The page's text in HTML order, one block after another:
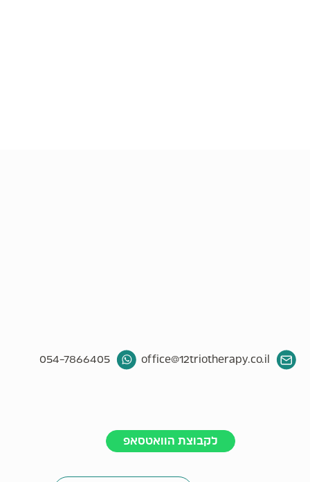
office@12triotherapy.co.il
054-7866405
לקבוצת הוואטסאפ